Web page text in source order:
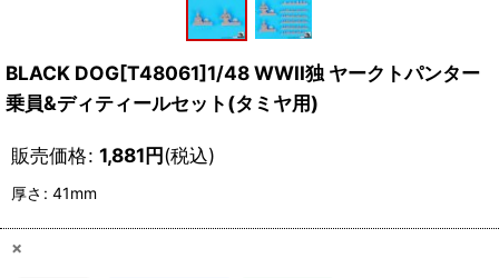
BLACK DOG[T48061]1/48 WWII独 ヤークトパンター
乗員&ディティールセット(タミヤ用)
販売価格: 1,881円(税込)
厚さ : 41mm
×